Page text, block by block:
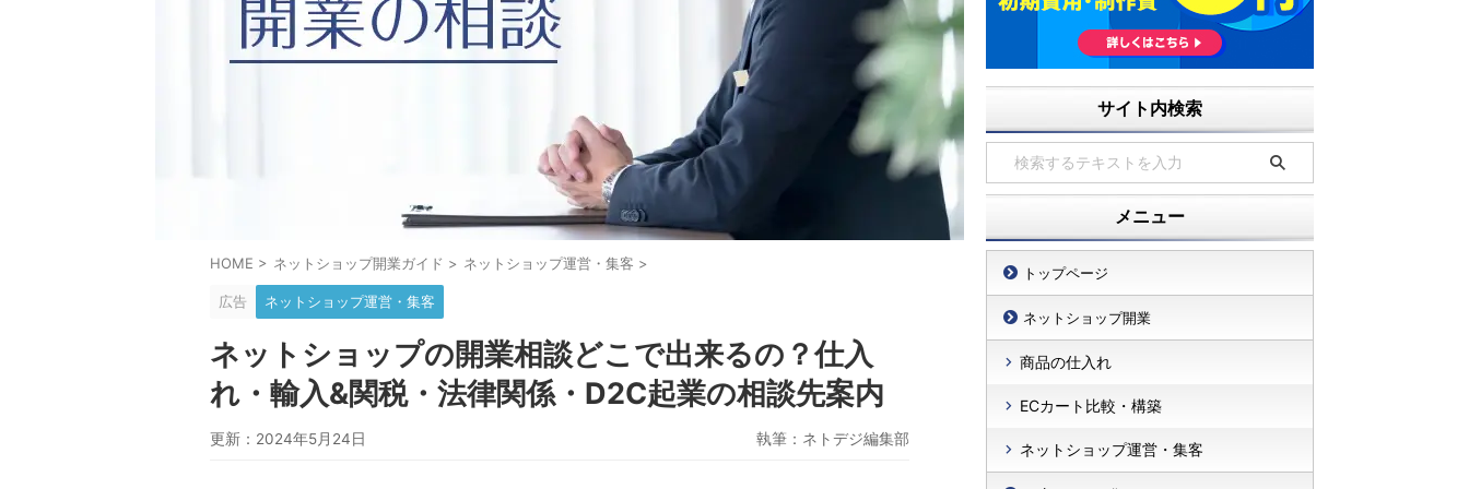
HOME > ネットショップ開業ガイド > ネットショップ運営・集客 >
広告 ネットショップ運営・集客
ネットショップの開業相談どこで出来るの？仕入
れ・輸入&関税・法律関係・D2C起業の相談先案内
更新：2024年5月24日 執筆： ネトデジ編集部
サイト内検索
メニュー
トップページ
ネットショップ開業
商品の仕入れ
ECカート比較・構築
ネットショップ運営・集客